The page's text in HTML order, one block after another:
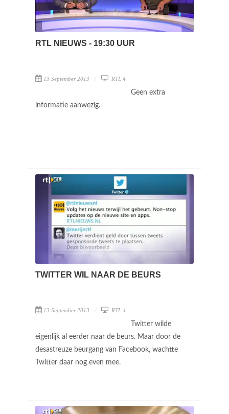
RTL NIEUWS - 19:30 UUR
13 September 2013 RTL 4
Geen extra
informatie aanwezig.
TWITTER WIL NAAR DE BEURS
13 September 2013 RTL 4
Twitter wilde
eigenlijk al eerder naar de beurs. Maar door de
desastreuze beurgang van Facebook, wachtte
Twitter daar nog even mee.